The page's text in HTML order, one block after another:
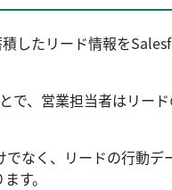
したリード情報を
、営業担当者はリー
なく、リードの行動
す。